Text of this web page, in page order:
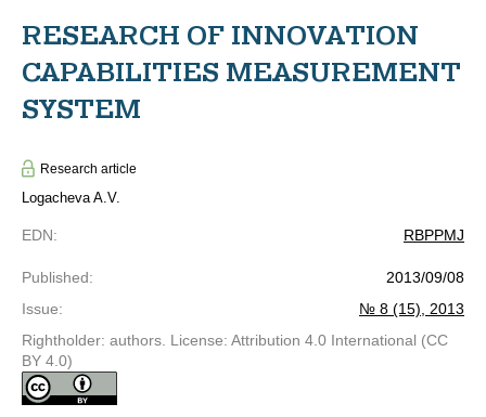
RESEARCH OF INNOVATION
CAPABILITIES MEASUREMENT
SYSTEM
Research article
Logacheva A.V.
EDN: RBPPMJ
Published:
2013/09/08
Issue:
№ 8 (15), 2013
Rightholder: authors. License: Attribution 4.0 International (CC
BY 4.0)